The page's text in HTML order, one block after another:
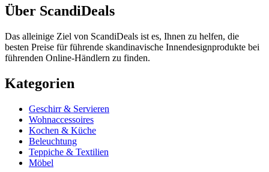
Über ScandiDeals
Das alleinige Ziel von ScandiDeals ist es, Ihnen zu helfen, die
besten Preise für führende skandinavische Innendesignprodukte bei
führenden Online-Händlern zu finden.
Kategorien
Geschirr & Servieren
Wohnaccessoires
Kochen & Küche
Beleuchtung
Teppiche & Textilien
Möbel